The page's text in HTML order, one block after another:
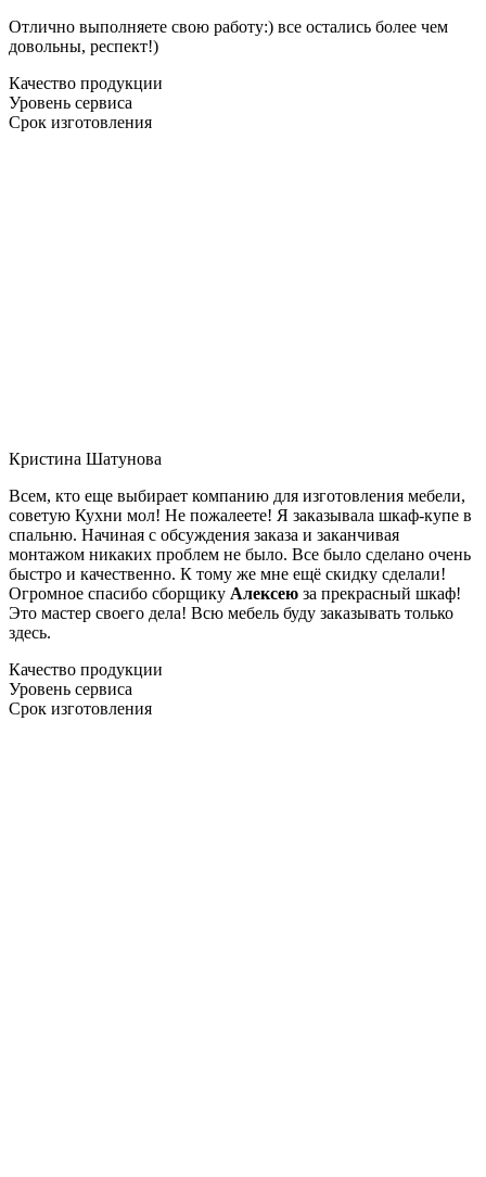
Отлично выполняете свою работу:) все остались более чем
довольны, респект!)
Качество продукции
Уровень сервиса
Срок изготовления
Кристина Шатунова
Всем, кто еще выбирает компанию для изготовления мебели,
советую Кухни мол! Не пожалеете! Я заказывала шкаф-купе в
спальню. Начиная с обсуждения заказа и заканчивая
монтажом никаких проблем не было. Все было сделано очень
быстро и качественно. К тому же мне ещё скидку сделали!
Огромное спасибо сборщику Алексею за прекрасный шкаф!
Это мастер своего дела! Всю мебель буду заказывать только
здесь.
Качество продукции
Уровень сервиса
Срок изготовления